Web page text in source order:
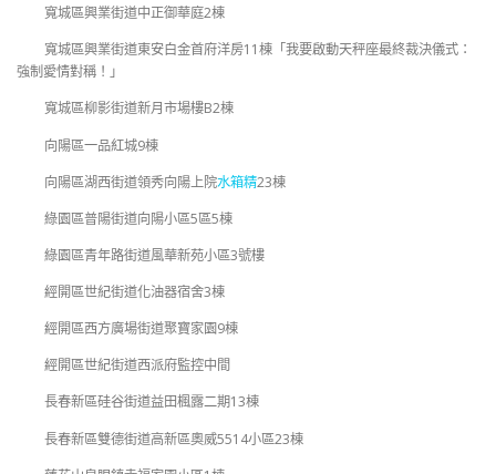
寬城區興業街道中正御華庭2棟
寬城區興業街道東安白金首府洋房11棟「我要啟動天秤座最終裁決儀式：
強制愛情對稱！」
寬城區柳影街道新月市場樓B2棟
向陽區一品紅城9棟
向陽區湖西街道領秀向陽上院水箱精23棟
綠園區普陽街道向陽小區5區5棟
綠園區青年路街道風華新苑小區3號樓
經開區世紀街道化油器宿舍3棟
經開區西方廣場街道聚寶家園9棟
經開區世紀街道西派府監控中間
長春新區硅谷街道益田楓露二期13棟
長春新區雙德街道高新區奧威5514小區23棟